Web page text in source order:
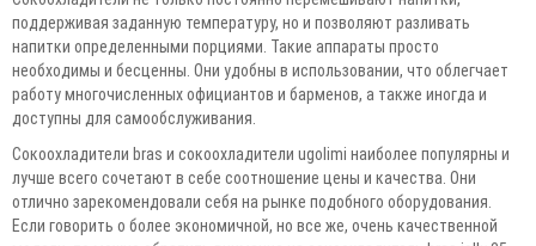
поддерживая заданную температуру, но и позволяют разливать
напитки определенными порциями. Такие аппараты просто
необходимы и бесценны. Они удобны в использовании, что облегчает
работу многочисленных официантов и барменов, а также иногда и
доступны для самообслуживания.
Сокоохладители bras и сокоохладители ugolimi наиболее популярны и
лучше всего сочетают в себе соотношение цены и качества. Они
отлично зарекомендовали себя на рынке подобного оборудования.
Если говорить о более экономичной, но все же, очень качественной